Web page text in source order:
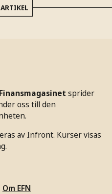
sprider
oss till den
av Infront. Kurser visas
Om EFN